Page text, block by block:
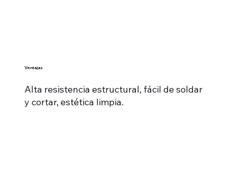
Alta resistencia estructural, fácil de soldar
y cortar, estética limpia.
Ventajas